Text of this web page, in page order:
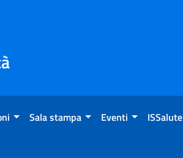
Sala stampa Eventi ISSalute